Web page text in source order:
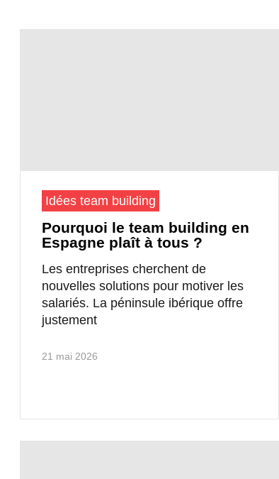
Idées team building
Pourquoi le team building en
Espagne plaît à tous ?
Les entreprises cherchent de
nouvelles solutions pour motiver les
salariés. La péninsule ibérique offre
justement
21 mai 2026